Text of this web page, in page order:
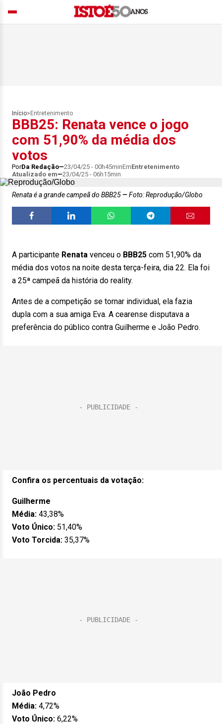
Início> Entretenimento
BBB25: Renata vence o jogo
com 51,90% da média dos
votos
PorDa Redação 23/04/25 - 00h45minEmEntretenimento
Atualizado em
23/04/25 - 06h15min
Renata é a grande campeã do BBB25 Foto: Reprodução/Globo
A participante Renata venceu o BBB25 com 51,90% da
média dos votos na noite desta terça-feira, dia 22. Ela foi
a 25ª campeã da história do reality.
Antes de a competição se tornar individual, ela fazia
dupla com a sua amiga Eva. A cearense disputava a
preferência do público contra Guilherme e João Pedro.
Confira os percentuais da votação:
Guilherme
Média: 43,38%
Voto Único: 51,40%
Voto Torcida: 35,37%
João Pedro
Média: 4,72%
Voto Único: 6,22%